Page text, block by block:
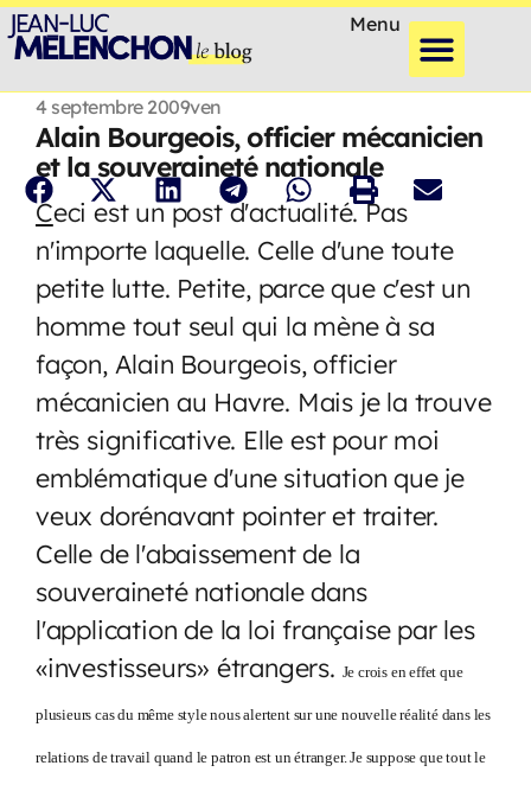
Menu
4 septembre 2009ven
Alain Bourgeois, officier mécanicien
et la souveraineté nationale
Ceci est un post d'actualité. Pas
n'importe laquelle. Celle d'une toute
petite lutte. Petite, parce que c'est un
homme tout seul qui la mène à sa
façon, Alain Bourgeois, officier
mécanicien au Havre. Mais je la trouve
très significative. Elle est pour moi
emblématique d'une situation que je
veux dorénavant pointer et traiter.
Celle de l'abaissement de la
souveraineté nationale dans
l'application de la loi française par les
«investisseurs» étrangers. Je crois en effet que
plusieurs cas du même style nous alertent sur une nouvelle réalité dans les
relations de travail quand le patron est un étranger. Je suppose que tout le